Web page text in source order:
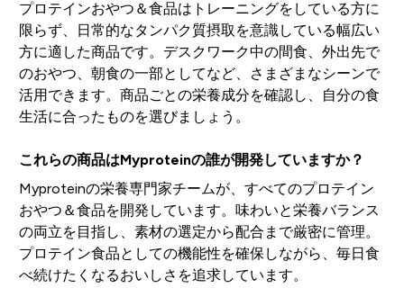
プロテインおやつ＆食品はトレーニングをしている方に
限らず、日常的なタンパク質摂取を意識している幅広い
方に適した商品です。デスクワーク中の間食、外出先で
のおやつ、朝食の一部としてなど、さまざまなシーンで
活用できます。商品ごとの栄養成分を確認し、自分の食
生活に合ったものを選びましょう。
これらの商品はMyproteinの誰が開発していますか？
Myproteinの栄養専門家チームが、すべてのプロテイン
おやつ＆食品を開発しています。味わいと栄養バランス
の両立を目指し、素材の選定から配合まで厳密に管理。
プロテイン食品としての機能性を確保しながら、毎日食
べ続けたくなるおいしさを追求しています。